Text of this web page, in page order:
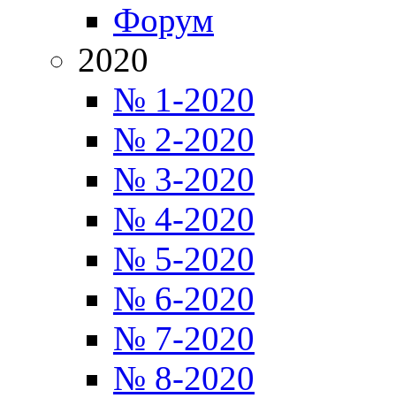
Форум
2020
№ 1-2020
№ 2-2020
№ 3-2020
№ 4-2020
№ 5-2020
№ 6-2020
№ 7-2020
№ 8-2020